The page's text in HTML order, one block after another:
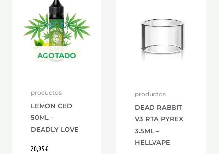
AGOTADO
productos
LEMON CBD
50ML –
DEADLY LOVE
20,95 €
productos
DEAD RABBIT
V3 RTA PYREX
3.5ML –
HELLVAPE